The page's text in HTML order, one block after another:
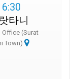
타니
Office (Surat
Town)